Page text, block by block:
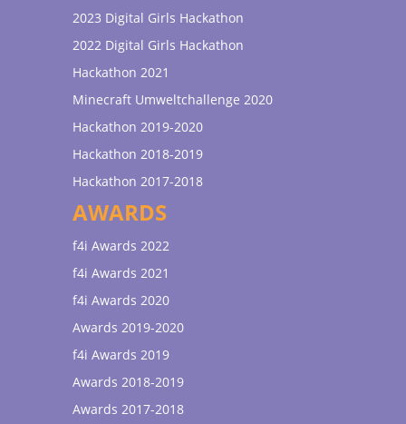
2023 Digital Girls Hackathon
2022 Digital Girls Hackathon
Hackathon 2021
Minecraft Umweltchallenge 2020
Hackathon 2019-2020
Hackathon 2018-2019
Hackathon 2017-2018
AWARDS
f4i Awards 2022
f4i Awards 2021
f4i Awards 2020
Awards 2019-2020
f4i Awards 2019
Awards 2018-2019
Awards 2017-2018